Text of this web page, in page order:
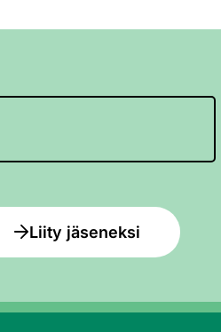
Liity jäseneksi